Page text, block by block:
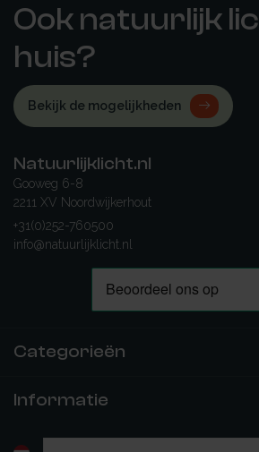
Ook natuurlijk
huis?
Bekijk de mogelijkheden
Natuurlijklicht.nl
Gooweg 6-8
2211 XV Noordwijkerhout
+31(0)252-760500
info@natuurlijklicht.nl
Categorieën
Informatie